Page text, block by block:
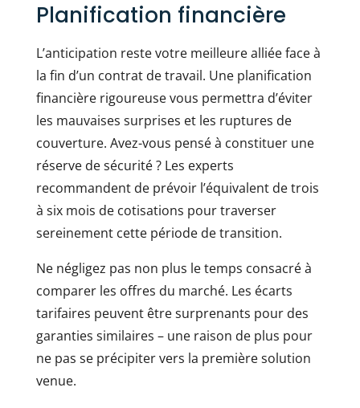
Planification financière
L’anticipation reste votre meilleure alliée face à
la fin d’un contrat de travail. Une planification
financière rigoureuse vous permettra d’éviter
les mauvaises surprises et les ruptures de
couverture. Avez-vous pensé à constituer une
réserve de sécurité ? Les experts
recommandent de prévoir l’équivalent de trois
à six mois de cotisations pour traverser
sereinement cette période de transition.
Ne négligez pas non plus le temps consacré à
comparer les offres du marché. Les écarts
tarifaires peuvent être surprenants pour des
garanties similaires – une raison de plus pour
ne pas se précipiter vers la première solution
venue.